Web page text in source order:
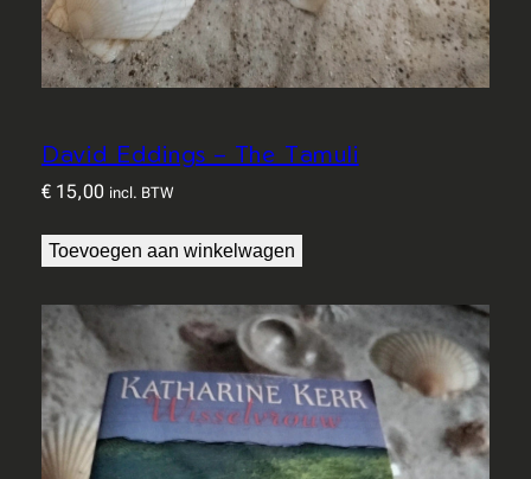
David Eddings – The Tamuli
€15,00 incl. BTW
Toevoegen aan winkelwagen